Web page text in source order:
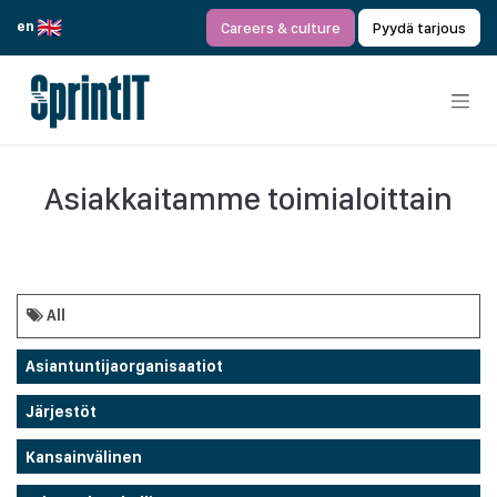
en
Careers & culture Pyydä tarjous
Asiakkaitamme toimialoittain
All
Asiantuntijaorganisaatiot
Järjestöt
Kansainvälinen